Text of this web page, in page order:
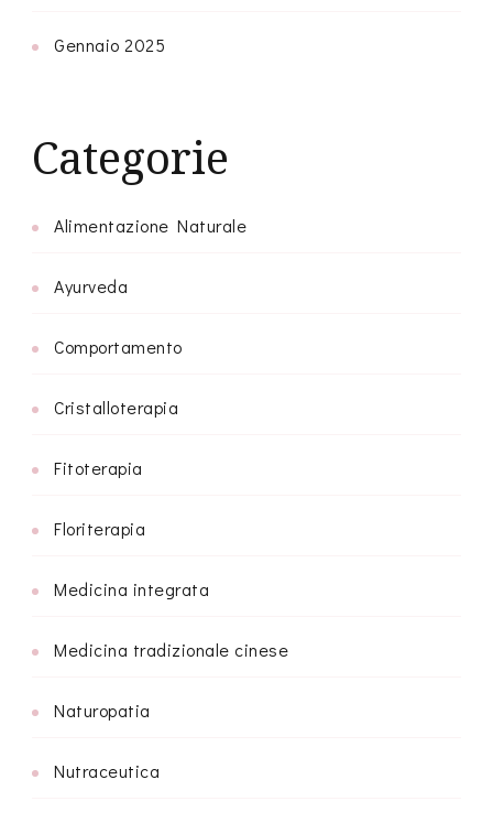
Gennaio 2025
Categorie
Alimentazione Naturale
Ayurveda
Comportamento
Cristalloterapia
Fitoterapia
Floriterapia
Medicina integrata
Medicina tradizionale cinese
Naturopatia
Nutraceutica